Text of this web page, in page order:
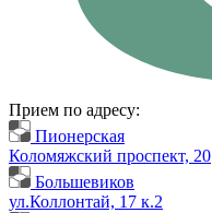
Прием по адресу:
Пионерская
Коломяжский проспект, 20
Большевиков
ул.Коллонтай, 17 к.2